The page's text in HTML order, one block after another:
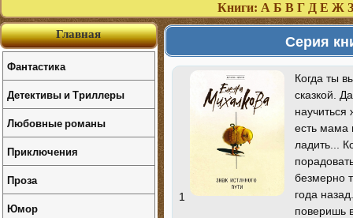
Книги: А Б В Г Д Е Ж З
Серия
1
Когда ты
сказкой.
есть мама
ладить...
безмерно
года
поверишь
Главная
Фантастика
Детективы и Триллеры
Любовные романы
Приключения
Проза
Юмор